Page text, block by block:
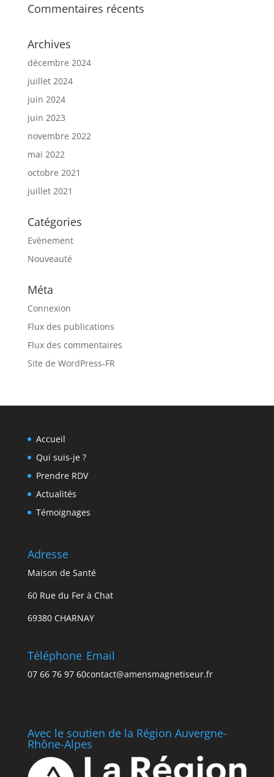
Commentaires récents
Archives
décembre 2024
juillet 2024
juin 2024
juin 2023
novembre 2022
mai 2022
octobre 2021
juillet 2021
Catégories
Evènement
Nouveauté
Méta
Connexion
Flux des publications
Flux des commentaires
Site de WordPress-FR
Accueil
Qui suis-je ?
Prendre RDV
Actualités
Témoignages
Adresse
Maison de Santé
60 Rue du Fer à Chat
69380 CHARNAY
Téléphone
07 66 76 97 60
Email
contact@amensmagnetiseur.fr
Avec le soutien de la Région Auvergne-
Rhône-Alpes